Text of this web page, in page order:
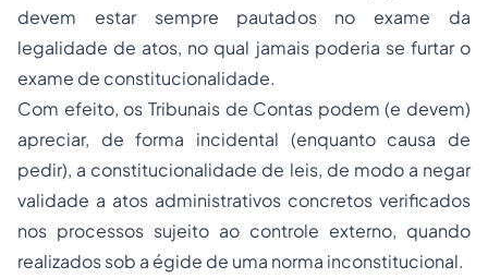
devem estar sempre pautados no exame da
legalidade de atos, no qual jamais poderia se furtar o
exame de constitucionalidade.
Com efeito, os Tribunais de Contas podem (e devem)
apreciar, de forma incidental (enquanto causa de
pedir), a constitucionalidade de leis, de modo a negar
validade a atos administrativos concretos verificados
nos processos sujeito ao controle externo, quando
realizados sob a égide de uma norma inconstitucional.